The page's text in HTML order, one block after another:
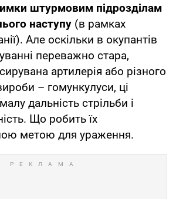
штурмовим підрозділам
наступу (в рамках
Але оскільки в окупантів
переважно стара,
артилерія або різного
– гомункулуси, ці
дальність стрільби і
Що робить їх
метою для ураження.